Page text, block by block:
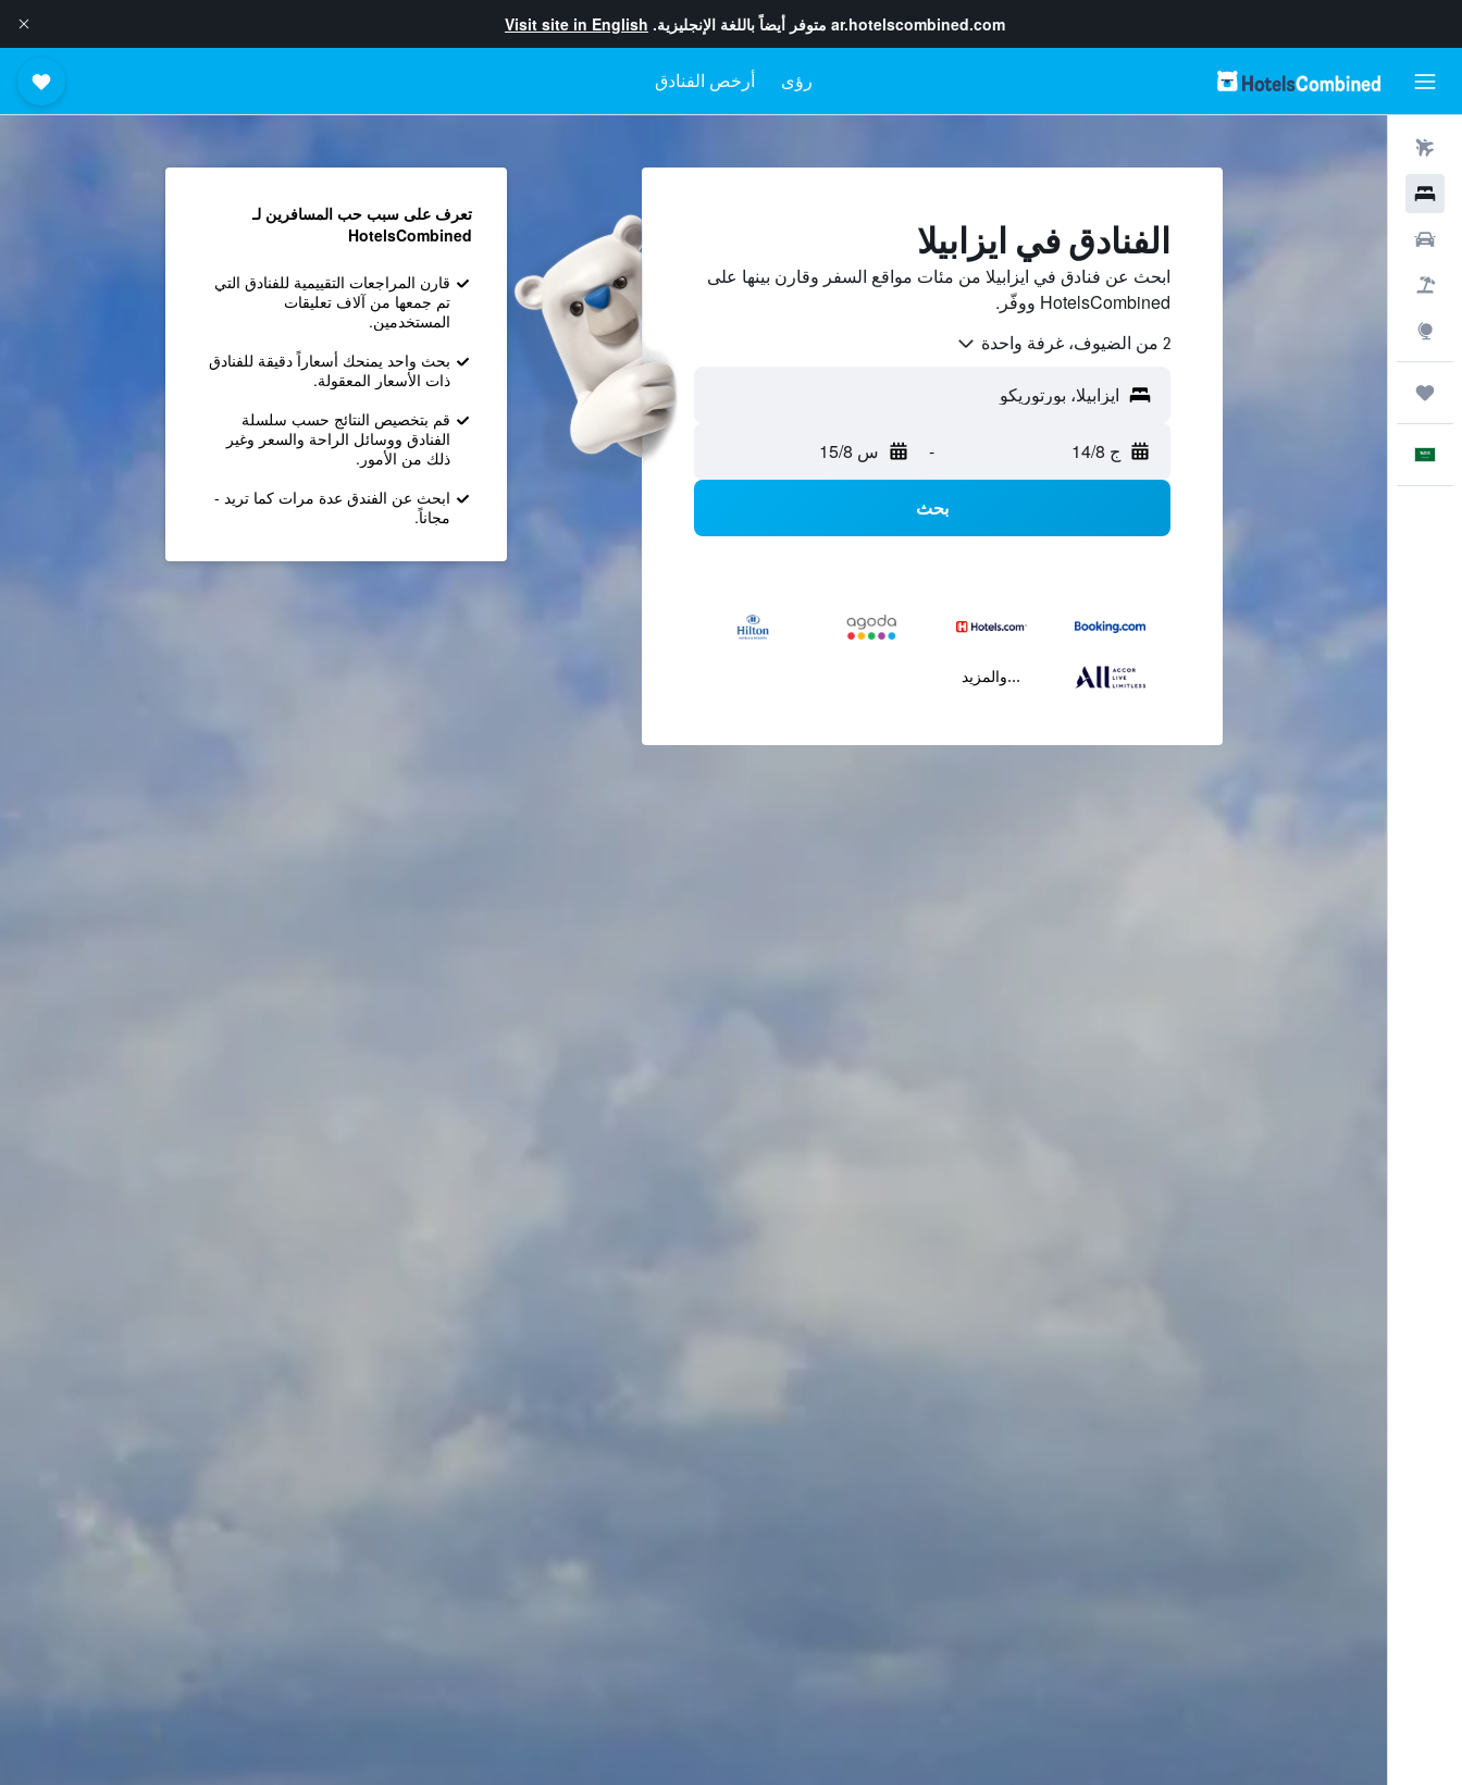
ar.hotelscombined.com متوفر أيضاً باللغة الإنجليزية. Visit site in English
رؤى أرخص الفنادق
رحلات طيران
الفنادق في ايزابيلا
ابحث عن فنادق في ايزابيلا من مئات مواقع السفر وقارن بينها على
HotelsCombined ووفّر.
2 من الضيوف، غرفة واحدة
ج 14/8 - س 15/8
بحث
...والمزيد
تعرف على سبب حب المسافرين لـ
HotelsCombined
قارن المراجعات التقييمية للفنادق التي
تم جمعها من آلاف تعليقات
المستخدمين.
بحث واحد يمنحك أسعاراً دقيقة للفنادق
ذات الأسعار المعقولة.
قم بتخصيص النتائج حسب سلسلة
الفنادق ووسائل الراحة والسعر وغير
ذلك من الأمور.
ابحث عن الفندق عدة مرات كما تريد -
مجاناً.